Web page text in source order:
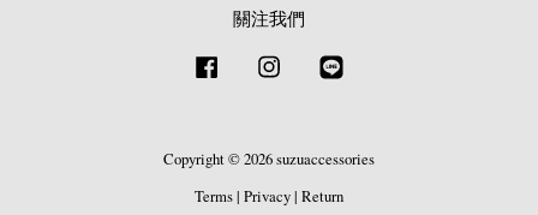
關注我們
Facebook Instagram
Copyright © 2026 suzuaccessories
Terms| Privacy| Return